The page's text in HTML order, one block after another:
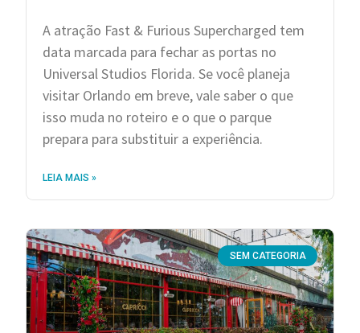
A atração Fast & Furious Supercharged tem
data marcada para fechar as portas no
Universal Studios Florida. Se você planeja
visitar Orlando em breve, vale saber o que
isso muda no roteiro e o que o parque
prepara para substituir a experiência.
LEIA MAIS »
SEM CATEGORIA